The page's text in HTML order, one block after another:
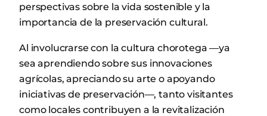
perspectivas sobre la vida sostenible y la
importancia de la preservación cultural.
Al involucrarse con la cultura chorotega —ya
sea aprendiendo sobre sus innovaciones
agrícolas, apreciando su arte o apoyando
iniciativas de preservación—, tanto visitantes
como locales contribuyen a la revitalización